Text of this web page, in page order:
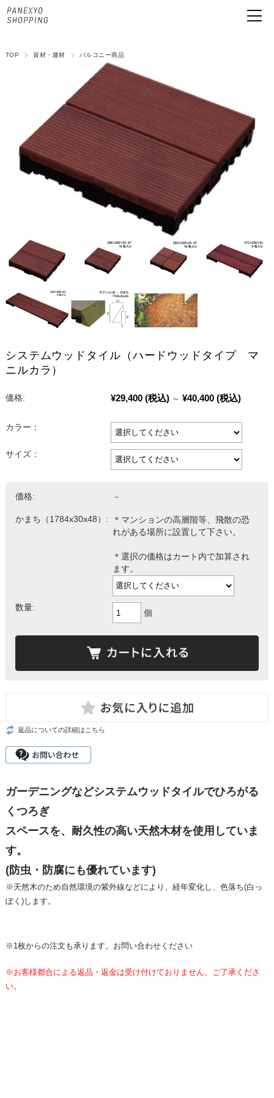
TOP 資材・建材 バルコニー商品
システムウッドタイル（ハードウッドタイプ マ
ニルカラ）
価格: ¥29,400 (税込) ～ ¥40,400 (税込)
カラー：
サイズ：
価格: －
かまち（1784x30x48）:
＊マンションの高層階等、飛散の恐
れがある場所に設置して下さい。
＊選択の価格はカート内で加算され
ます。
数量:
個
返品についての詳細はこちら
ガーデニングなどシステムウッドタイルでひろがる
くつろぎ
スペースを、耐久性の高い天然木材を使用していま
す。
(防虫・防腐にも優れています)
※天然木のため自然環境の紫外線などにより、経年変化し、色落ち(白っ
ぽく)します。
※1枚からの注文も承ります。お問い合わせください
※お客様都合による返品・返金は受け付けておりません。ご了承くださ
い。